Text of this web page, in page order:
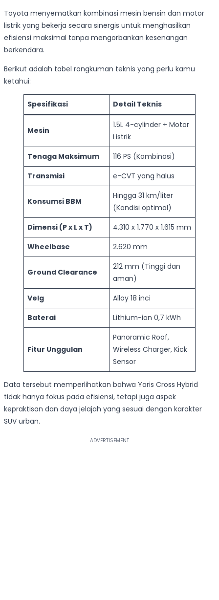
Toyota menyematkan kombinasi mesin bensin dan motor
listrik yang bekerja secara sinergis untuk menghasilkan
efisiensi maksimal tanpa mengorbankan kesenangan
berkendara.
Berikut adalah tabel rangkuman teknis yang perlu kamu
ketahui:
Spesifikasi Detail Teknis
Mesin
1.5L 4-cylinder + Motor
Listrik
Tenaga Maksimum
116 PS (Kombinasi)
Transmisi
e-CVT yang halus
Konsumsi BBM
Hingga 31 km/liter
(Kondisi optimal)
Dimensi (P x L x T)
4.310 x 1.770 x 1.615 mm
Wheelbase
2.620 mm
Ground Clearance
212 mm (Tinggi dan
aman)
Velg
Alloy 18 inci
Baterai
Lithium-ion 0,7 kWh
Fitur Unggulan
Panoramic Roof,
Wireless Charger, Kick
Sensor
Data tersebut memperlihatkan bahwa Yaris Cross Hybrid
tidak hanya fokus pada efisiensi, tetapi juga aspek
kepraktisan dan daya jelajah yang sesuai dengan karakter
SUV urban.